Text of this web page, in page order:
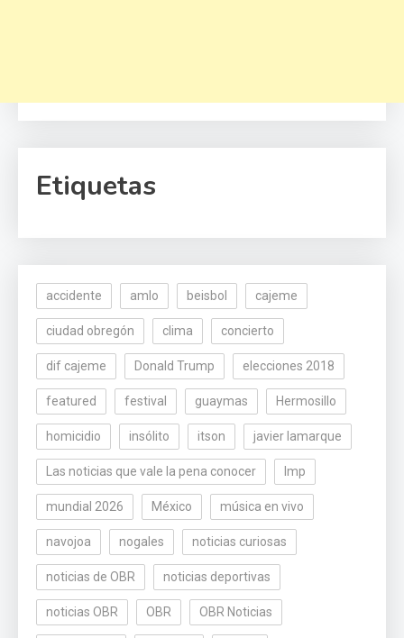
Etiquetas
accidente amlo beisbol cajeme
ciudad obregón clima concierto
dif cajeme Donald Trump elecciones 2018
featured festival guaymas Hermosillo
homicidio insólito itson javier lamarque
Las noticias que vale la pena conocer lmp
mundial 2026 México música en vivo
navojoa nogales noticias curiosas
noticias de OBR noticias deportivas
noticias OBR OBR OBR Noticias